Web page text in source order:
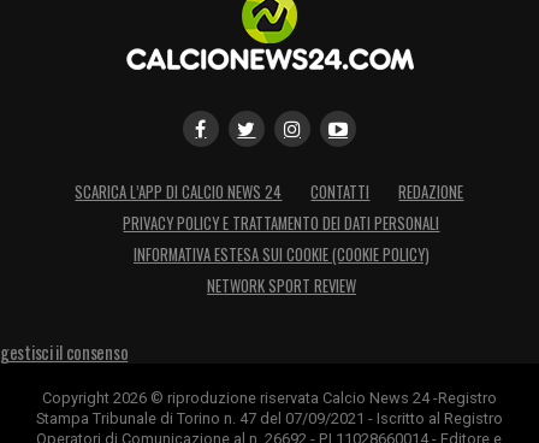
SCARICA L’APP DI CALCIO NEWS 24 CONTATTI
REDAZIONE
PRIVACY POLICY E TRATTAMENTO DEI DATI PERSONALI
INFORMATIVA ESTESA SUI COOKIE (COOKIE POLICY)
NETWORK SPORT REVIEW
gestisci il consenso
Copyright 2026 © riproduzione riservata Calcio News 24 -Registro
Stampa Tribunale di Torino n. 47 del 07/09/2021 - Iscritto al Registro
Operatori di Comunicazione al n. 26692 - P.I.11028660014 - Editore e